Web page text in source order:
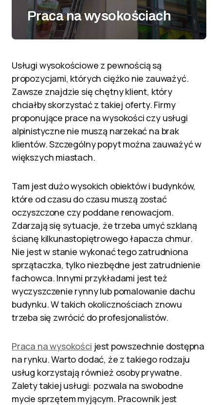
Praca na wysokościach
Usługi wysokościowe z pewnością są
propozycjami, których ciężko nie zauważyć.
Zawsze znajdzie się chętny klient, który
chciałby skorzystać z takiej oferty. Firmy
proponujące prace na wysokości czy usługi
alpinistyczne nie muszą narzekać na brak
klientów. Szczególny popyt można zauważyć w
większych miastach.
Tam jest dużo wysokich obiektów i budynków,
które od czasu do czasu muszą zostać
oczyszczone czy poddane renowacjom.
Zdarzają się sytuacje, że trzeba umyć szklaną
ścianę kilkunastopiętrowego łapacza chmur.
Nie jest w stanie wykonać tego zatrudniona
sprzątaczka, tylko niezbędne jest zatrudnienie
fachowca. Innymi przykładami jest też
wyczyszczenie rynny lub pomalowanie dachu
budynku. W takich okolicznościach znowu
trzeba się zwrócić do profesjonalistów.
Praca na wysokości jest powszechnie dostępna
na rynku. Warto dodać, że z takiego rodzaju
usług korzystają również osoby prywatne.
Zalety takiej usługi: pozwala na swobodne
mycie sprzętem myjącym. Pracownik jest